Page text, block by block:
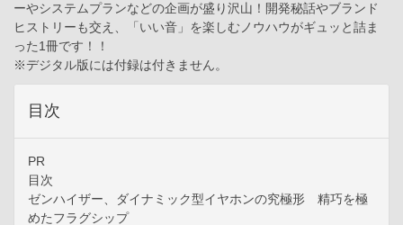
ーやシステムプランなどの企画が盛り沢山！開発秘話やブランド
ヒストリーも交え、「いい音」を楽しむノウハウがギュッと詰ま
った1冊です！！
※デジタル版には付録は付きません。
目次
PR
目次
ゼンハイザー、ダイナミック型イヤホンの究極形 精巧を極
めたフラグシップ